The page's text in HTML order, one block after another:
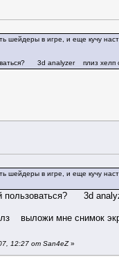
шейдеры в игре, и еще кучу
зовется
3d analyzer плиз хелп
шейдеры в игре, и еще кучу
зовется
пользоваться? 3d
выложи мне снимок
12:27 от San4eZ»